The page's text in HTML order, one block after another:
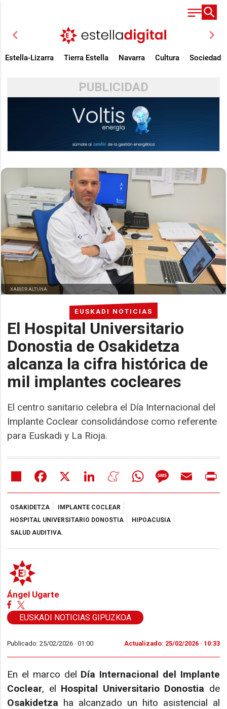
chevron_left chevron_right
Estella-Lizarra Tierra Estella Navarra Cultura Sociedad
PUBLICIDAD
EUSKADI NOTICIAS
El Hospital Universitario
Donostia de Osakidetza
alcanza la cifra histórica de
mil implantes cocleares
El centro sanitario celebra el Día Internacional del
Implante Coclear consolidándose como referente
para Euskadi y La Rioja.
XABIER ALTUNA
Share Facebook LinkedIn MeneameWhatsAppMessageEmail
OSAKIDETZA
IMPLANTE COCLEAR
HOSPITAL UNIVERSITARIO DONOSTIA
HIPOACUSIA
SALUD AUDITIVA.
Ángel Ugarte
EUSKADI NOTICIAS GIPUZKOA
Publicado: 25/02/2026 ·01:00 Actualizado: 25/02/2026 · 10:33
En el marco del Día Internacional del Implante
Coclear, el Hospital Universitario Donostia de
Osakidetza ha alcanzado un hito asistencial al